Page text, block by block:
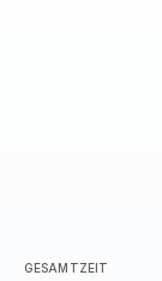
GESAMTZEIT